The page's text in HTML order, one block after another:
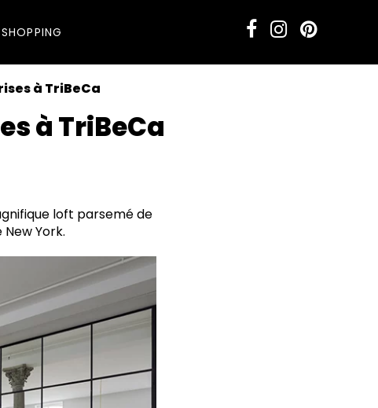
SHOPPING
à TriBeCa
à TriBeCa
loft parsemé de
York.